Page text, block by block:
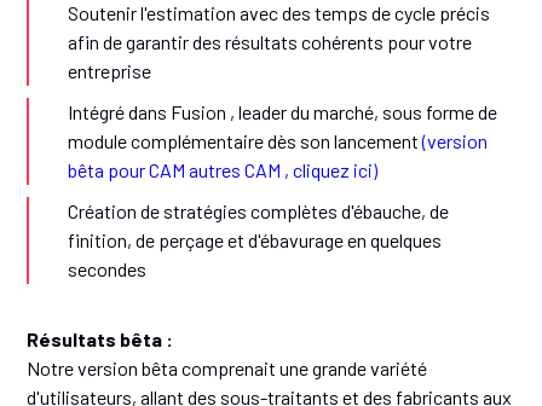
Soutenir l'estimation avec des temps de cycle précis
afin de garantir des résultats cohérents pour votre
entreprise
Intégré dans Fusion , leader du marché, sous forme de
module complémentaire dès son lancement(version
bêta pour CAM autres CAM , cliquez ici)
Création de stratégies complètes d'ébauche, de
finition, de perçage et d'ébavurage en quelques
secondes
Résultats bêta :
Notre version bêta comprenait une grande variété
d'utilisateurs, allant des sous-traitants et des fabricants aux